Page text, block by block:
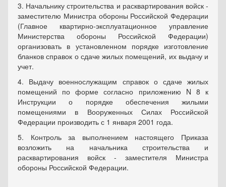
3. Начальнику строительства и расквартирования войск -
заместителю Министра обороны Российской Федерации
(Главное квартирно-эксплуатационное управление
Министерства обороны Российской Федерации)
организовать в установленном порядке изготовление
бланков справок о сдаче жилых помещений, их выдачу и
учет.
4. Выдачу военнослужащим справок о сдаче жилых
помещений по форме согласно приложению N 8 к
Инструкции о порядке обеспечения жилыми
помещениями в Вооруженных Силах Российской
Федерации производить с 1 января 2001 года.
5. Контроль за выполнением настоящего Приказа
возложить на начальника строительства и
расквартирования войск - заместителя Министра
обороны Российской Федерации.